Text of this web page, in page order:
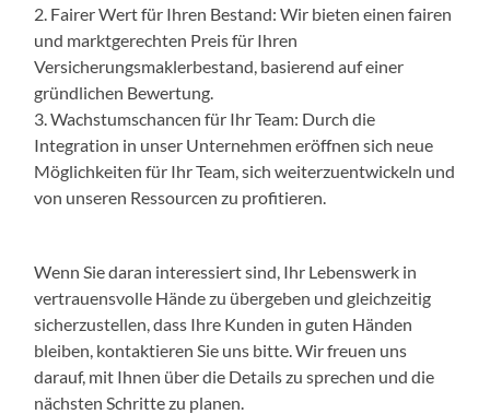
2. Fairer Wert für Ihren Bestand: Wir bieten einen fairen
und marktgerechten Preis für Ihren
Versicherungsmaklerbestand, basierend auf einer
gründlichen Bewertung.
3. Wachstumschancen für Ihr Team: Durch die
Integration in unser Unternehmen eröffnen sich neue
Möglichkeiten für Ihr Team, sich weiterzuentwickeln und
von unseren Ressourcen zu profitieren.
Wenn Sie daran interessiert sind, Ihr Lebenswerk in
vertrauensvolle Hände zu übergeben und gleichzeitig
sicherzustellen, dass Ihre Kunden in guten Händen
bleiben, kontaktieren Sie uns bitte. Wir freuen uns
darauf, mit Ihnen über die Details zu sprechen und die
nächsten Schritte zu planen.